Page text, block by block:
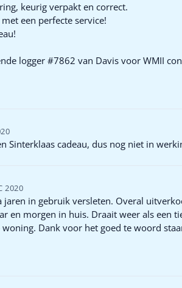
keurig verpakt en correct.
een perfecte service!
logger #7862 van Davis voor WMII
Sinterklaas cadeau, dus nog niet in
2020
in gebruik versleten. Overal
en morgen in huis. Draait weer als een
woning. Dank voor het goed te woord